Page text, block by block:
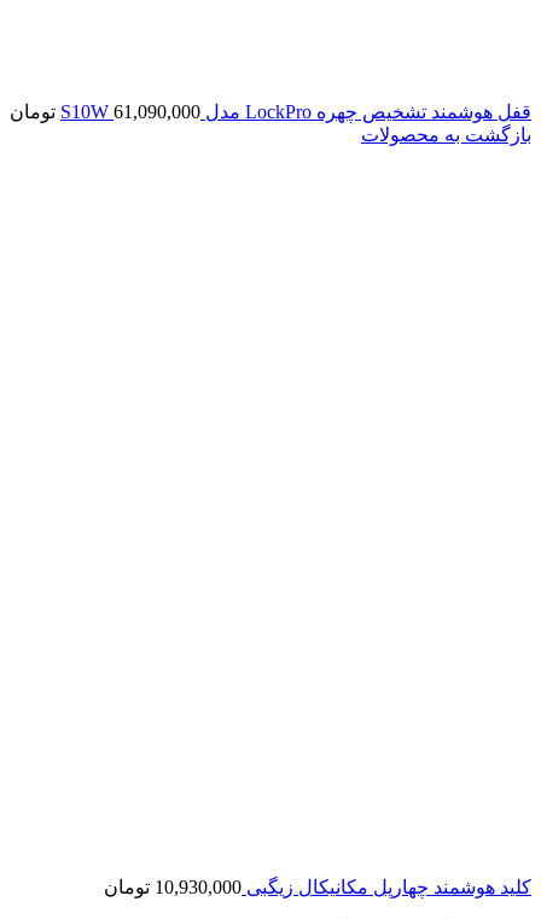
قفل هوشمند تشخیص چهره LockPro مدل S10W 61,090,000
تومان
بازگشت به محصولات
کلید هوشمند چهارپل مکانیکال زیگبی 10,930,000 تومان